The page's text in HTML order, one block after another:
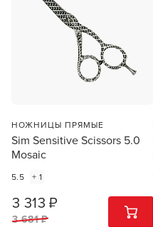
НОЖНИЦЫ ПРЯМЫЕ
Sim Sensitive Scissors 5.0
Mosaic
5.5 + 1
3 313 ₽
3 681 ₽
1 ШТ